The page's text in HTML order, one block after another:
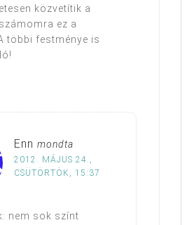
közvetítik a
ez a
többi festménye is
Enn mondta
2012. MÁJUS 24.,
CSÜTÖRTÖK, 15:37
nem sok színt